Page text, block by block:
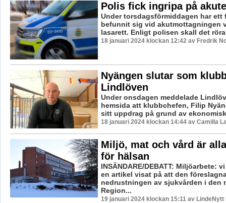
Polis fick ingripa på
Under torsdagsförmiddagen har ett
befunnit sig vid akutmottagningen
lasarett. Enligt polisen skall det
18 januari 2024 klockan 12:42 av Fredrik
Nyängen slutar som
Lindlöven
Under onsdagen meddelade
hemsida att klubbchefen, Filip
sitt uppdrag på grund av
18 januari 2024 klockan 14:44 av Camilla
Miljö, mat och vård är
för hälsan
INSÄNDARE/DEBATT: Miljöarbete:
en artikel visat på att den
nedrustningen av sjukvården i den
Region...
19 januari 2024 klockan 15:11 av LindeNytt